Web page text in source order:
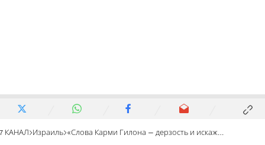
7 КАНАЛ Израиль «Слова Карми Гилона – дерзость и искажение истории!»